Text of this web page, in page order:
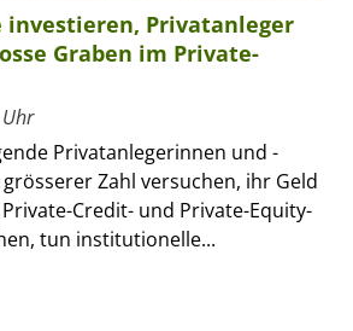
Privatanleger
Graben im Private-
Privatanlegerinnen und -
Zahl versuchen, ihr Geld
Credit- und Private-Equity-
tun institutionelle...